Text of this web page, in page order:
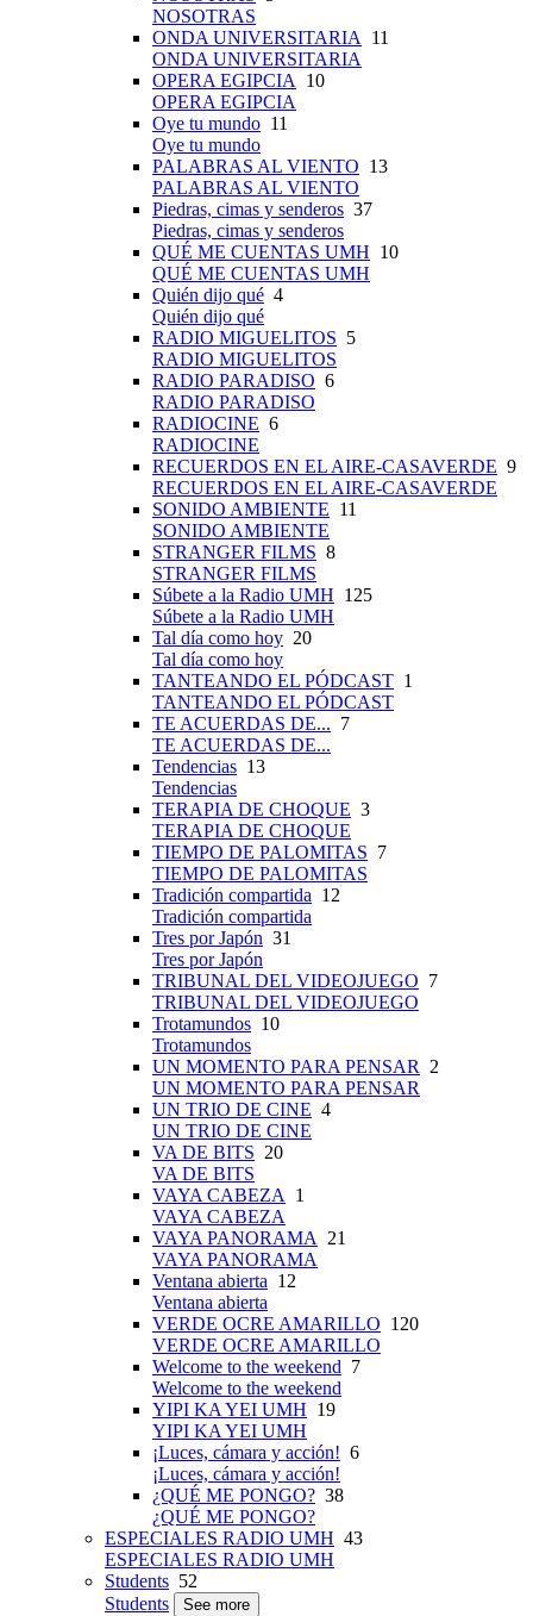
NOSOTRAS
ONDA UNIVERSITARIA 11
ONDA UNIVERSITARIA
OPERA EGIPCIA 10
OPERA EGIPCIA
Oye tu mundo 11
Oye tu mundo
PALABRAS AL VIENTO 13
PALABRAS AL VIENTO
Piedras, cimas y senderos 37
Piedras, cimas y senderos
QUÉ ME CUENTAS UMH 10
QUÉ ME CUENTAS UMH
Quién dijo qué 4
Quién dijo qué
RADIO MIGUELITOS 5
RADIO MIGUELITOS
RADIO PARADISO 6
RADIO PARADISO
RADIOCINE 6
RADIOCINE
RECUERDOS EN EL AIRE-CASAVERDE 9
RECUERDOS EN EL AIRE-CASAVERDE
SONIDO AMBIENTE 11
SONIDO AMBIENTE
STRANGER FILMS 8
STRANGER FILMS
Súbete a la Radio UMH 125
Súbete a la Radio UMH
Tal día como hoy 20
Tal día como hoy
TANTEANDO EL PÓDCAST 1
TANTEANDO EL PÓDCAST
TE ACUERDAS DE... 7
TE ACUERDAS DE...
Tendencias 13
Tendencias
TERAPIA DE CHOQUE 3
TERAPIA DE CHOQUE
TIEMPO DE PALOMITAS 7
TIEMPO DE PALOMITAS
Tradición compartida 12
Tradición compartida
Tres por Japón 31
Tres por Japón
TRIBUNAL DEL VIDEOJUEGO 7
TRIBUNAL DEL VIDEOJUEGO
Trotamundos 10
Trotamundos
UN MOMENTO PARA PENSAR 2
UN MOMENTO PARA PENSAR
UN TRIO DE CINE 4
UN TRIO DE CINE
VA DE BITS 20
VA DE BITS
VAYA CABEZA 1
VAYA CABEZA
VAYA PANORAMA 21
VAYA PANORAMA
Ventana abierta 12
Ventana abierta
VERDE OCRE AMARILLO 120
VERDE OCRE AMARILLO
Welcome to the weekend 7
Welcome to the weekend
YIPI KA YEI UMH 19
YIPI KA YEI UMH
¡Luces, cámara y acción! 6
¡Luces, cámara y acción!
¿QUÉ ME PONGO? 38
¿QUÉ ME PONGO?
ESPECIALES RADIO UMH 43
ESPECIALES RADIO UMH
Students 52
Students
See more